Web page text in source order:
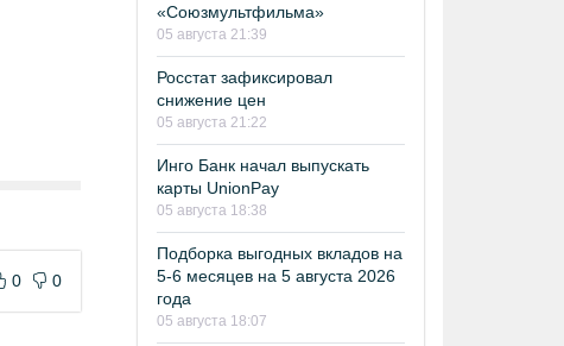
0 0
«Союзмультфильма»
05 августа 21:39
Росстат зафиксировал
снижение цен
05 августа 21:22
Инго Банк начал выпускать
карты UnionPay
05 августа 18:38
Подборка выгодных вкладов на
5-6 месяцев на 5 августа 2026
года
05 августа 18:07